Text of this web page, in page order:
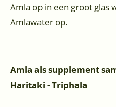
Amla op in een groot glas
Amlawater op.
Amla als supplement
Haritaki - Triphala